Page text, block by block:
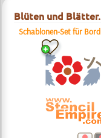
Blüten und Blätter.
Schablonen-Set für